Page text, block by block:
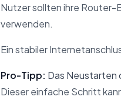
Nutzer sollten ihre Router-
verwenden.
Ein stabiler
Pro-Tipp: Das Neustarten
Dieser einfache Schritt